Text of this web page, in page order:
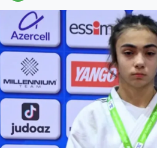
Sağlık
Siyaset
Spor
Türkiye